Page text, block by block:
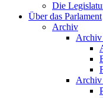
Die
Über das Parlament
Archiv
Archiv
Archiv